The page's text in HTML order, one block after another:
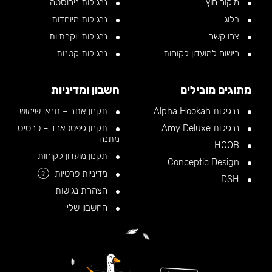
מיקור חוץ
בלוג
צרו קשר
רישום למועדון לקוחות
נרגילות נירוסטה
נרגילות מיוחדות
נרגילות יוקרתיות
נרגילות קטנות
מתוגים מובילים
נרגילות Alpha Hookah
נרגילות Amy Deluxe
חשבון ומדיניות
תקנון אתר – תנאי שימוש
תקנון גיפטכארד – כרטיס
מתנה
תקנון מועדון לקוחות
מדיניות פרטיות
?
הצהרת נגישות
החשבון שלי